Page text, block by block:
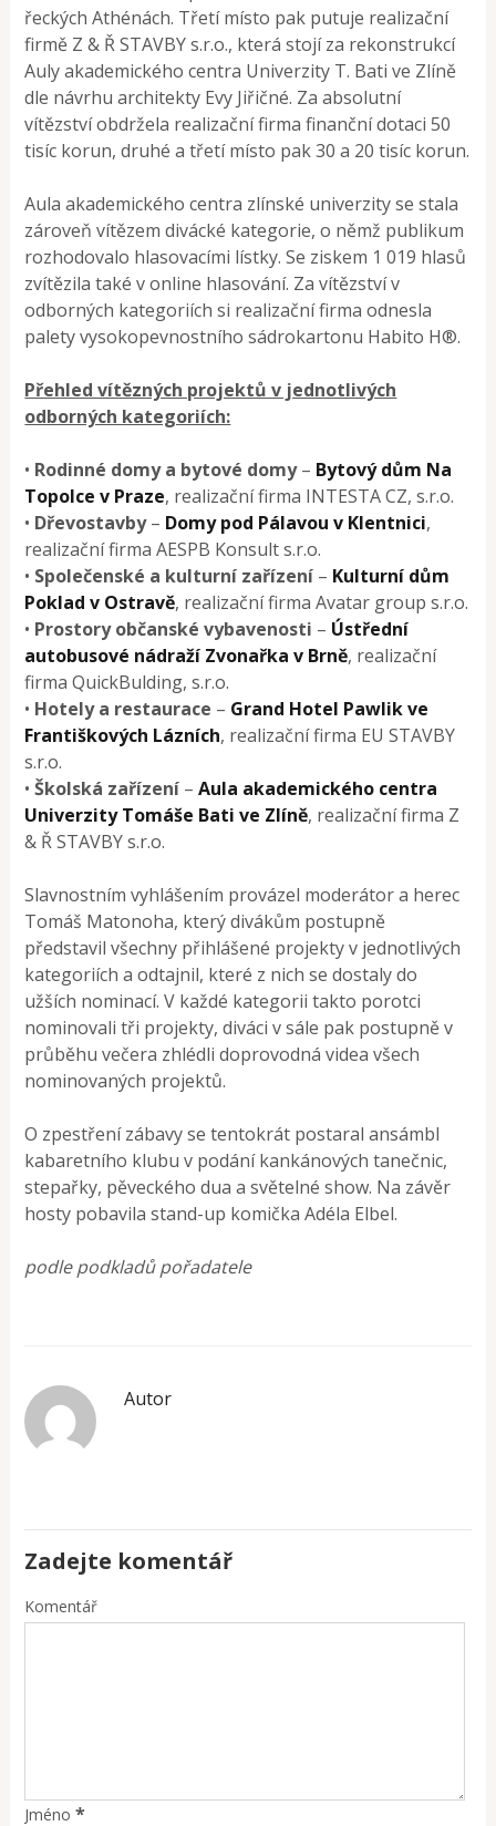
řeckých Athénách. Třetí místo pak putuje realizační
firmě Z & Ř STAVBY s.r.o., která stojí za rekonstrukcí
Auly akademického centra Univerzity T. Bati ve Zlíně
dle návrhu architekty Evy Jiřičné. Za absolutní
vítězství obdržela realizační firma finanční dotaci 50
tisíc korun, druhé a třetí místo pak 30 a 20 tisíc korun.
Aula akademického centra zlínské univerzity se stala
zároveň vítězem divácké kategorie, o němž publikum
rozhodovalo hlasovacími lístky. Se ziskem 1 019 hlasů
zvítězila také v online hlasování. Za vítězství v
odborných kategoriích si realizační firma odnesla
palety vysokopevnostního sádrokartonu Habito H®.
Přehled vítězných projektů v jednotlivých
odborných kategoriích:
• Rodinné domy a bytové domy– Bytový dům Na
Topolce v Praze, realizační firma INTESTA CZ, s.r.o.
• Dřevostavby– Domy pod Pálavou v Klentnici,
realizační firma AESPB Konsult s.r.o.
• Společenské a kulturní zařízení – Kulturní dům
Poklad v Ostravě, realizační firma Avatar group s.r.o.
• Prostory občanské vybavenosti – Ústřední
autobusové nádraží Zvonařka v Brně, realizační
firma QuickBulding, s.r.o.
• Hotely a restaurace – Grand Hotel Pawlik ve
Františkových Lázních, realizační firma EU STAVBY
s.r.o.
•Školská zařízení –Aula akademického centra
Univerzity Tomáše Bati ve Zlíně, realizační firma Z
& Ř STAVBY s.r.o.
Slavnostním vyhlášením provázel moderátor a herec
Tomáš Matonoha, který divákům postupně
představil všechny přihlášené projekty v jednotlivých
kategoriích a odtajnil, které z nich se dostaly do
užších nominací. V každé kategorii takto porotci
nominovali tři projekty, diváci v sále pak postupně v
průběhu večera zhlédli doprovodná videa všech
nominovaných projektů.
O zpestření zábavy se tentokrát postaral ansámbl
kabaretního klubu v podání kankánových tanečnic,
stepařky, pěveckého dua a světelné show. Na závěr
hosty pobavila stand-up komička Adéla Elbel.
podle podkladů pořadatele
Autor
Zadejte komentář
Komentář
Jméno *